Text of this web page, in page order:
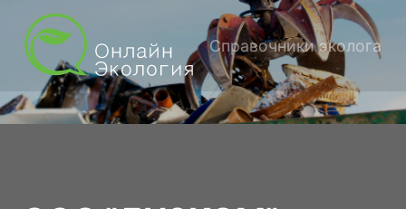
Справочники эколога